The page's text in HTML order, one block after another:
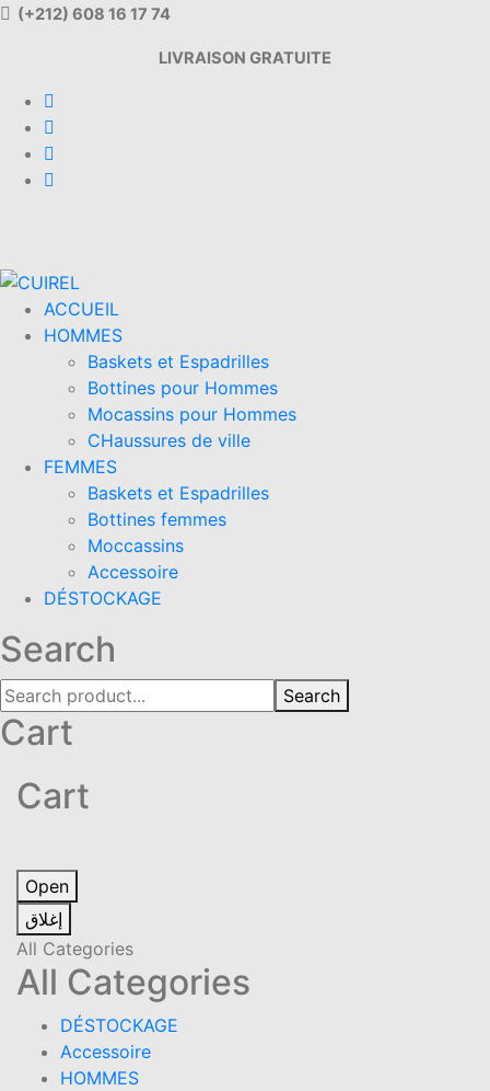
(+212) 608 16 17 74
LIVRAISON GRATUITE
ACCUEIL
HOMMES
Baskets et Espadrilles
Bottines pour Hommes
Mocassins pour Hommes
CHaussures de ville
FEMMES
Baskets et Espadrilles
Bottines femmes
Moccassins
Accessoire
DÉSTOCKAGE
Search
Search
Cart
Cart
Open
إغلاق
All Categories
All Categories
DÉSTOCKAGE
Accessoire
HOMMES